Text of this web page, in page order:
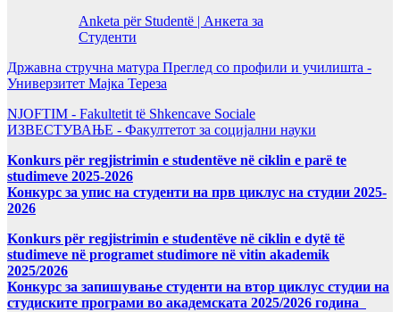
Anketa për Studentë | Анкета за
Студенти
Државна стручна матура Преглед со профили и училишта -
Универзитет Мајка Тереза
NJOFTIM - Fakultetit të Shkencave Sociale
ИЗВЕСТУВАЊЕ - Факултетот за социјални науки
Konkurs për regjistrimin e studentëve në ciklin e parë te
studimeve 2025-2026
Конкурс за упис на студенти на прв циклус на студии 2025-
2026
Konkurs për regjistrimin e studentëve në ciklin e dytë të
studimeve në programet studimore në vitin akademik
2025/2026
Конкурс за запишување студенти на втор циклус студии на
студиските програми во академската 2025/2026 година